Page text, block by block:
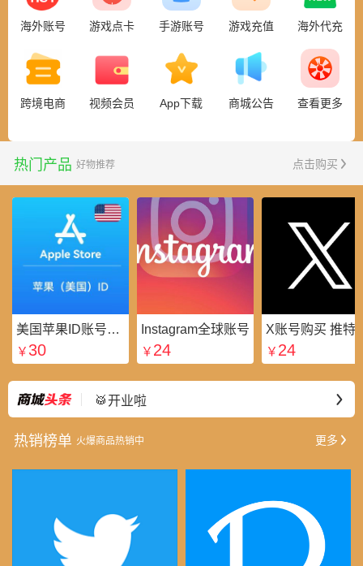
海外账号 游戏点卡 手游账号 游戏充值 海外代充
跨境电商 视频会员 App下载 商城公告 查看更多
热门产品 好物推荐 点击购买
美国苹果ID账号_美区Apple ID账号_外国苹果ID账号购买批发平台
￥ 30
Instagram全球账号
￥ 24
￥ 24
最新 ⭐好礼不断
🥁开业啦
热销榜单 火爆商品热销中 更多